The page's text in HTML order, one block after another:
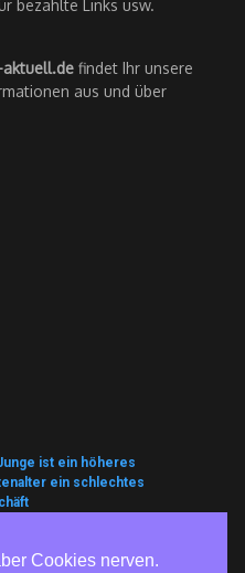
bezahlte Links usw.
aktuell.de findet Ihr unsere
aus und über
ist ein höheres
ein schlechtes
an Treibstoff-
Cookies nerven.